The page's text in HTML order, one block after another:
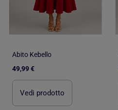
Abito Kebello
49,99 €
Vedi prodotto